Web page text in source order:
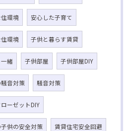
環境 安心した子育て
環境 子供と暮らす賃貸
緒 子供部屋 子供部屋DIY
音対策 騒音対策
ーゼットDIY
供の安全対策 賃貸住宅安全回避